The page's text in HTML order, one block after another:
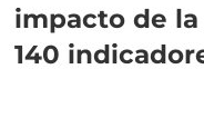
impacto de
140